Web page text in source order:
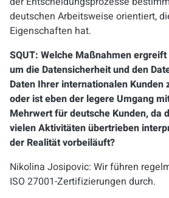
deutschen Arbeitsweise orientiert,
Eigenschaften hat.
SQUT: Welche Maßnahmen
um die Datensicherheit und den
Daten Ihrer internationalen Kunden
oder ist eben der legere Umgang
Mehrwert für deutsche Kunden, da
vielen Aktivitäten übertrieben
der Realität vorbeiläuft?
Nikolina Josipovic: Wir führen
ISO 27001-Zertifizierungen durch.